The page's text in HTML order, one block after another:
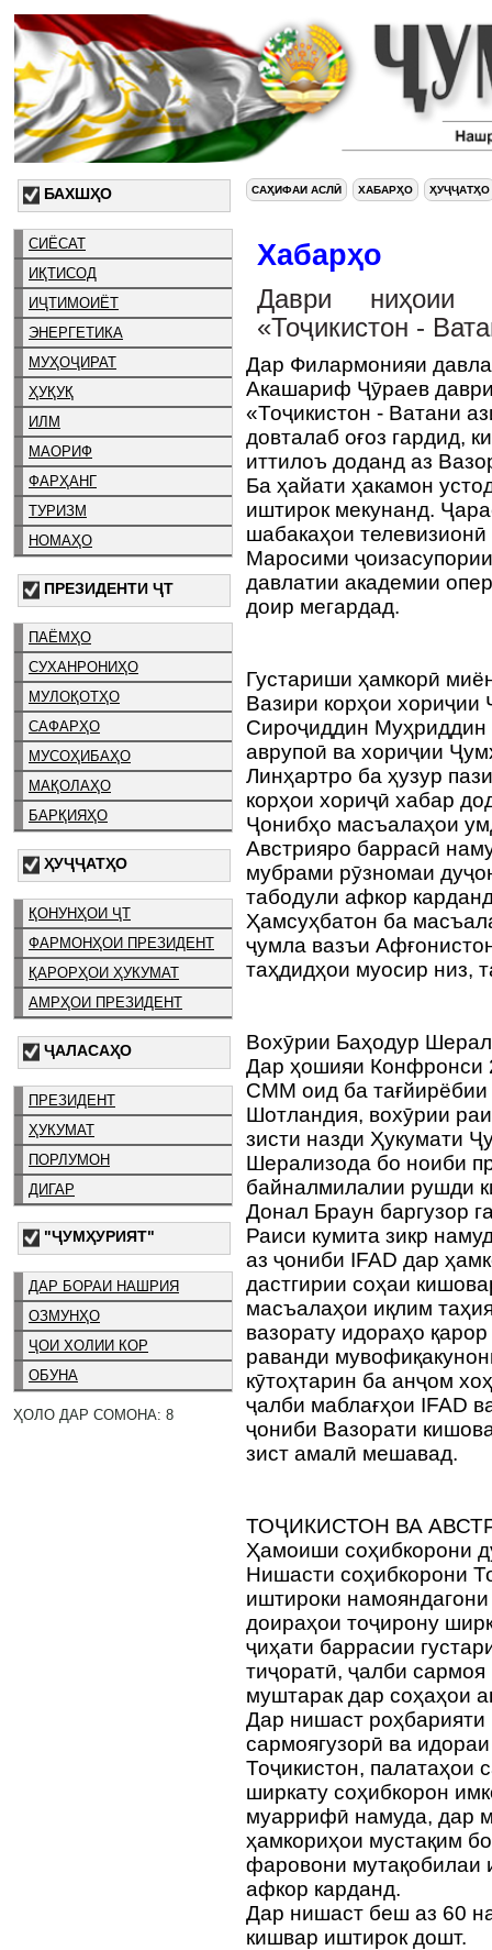
БАХШҲО
СИЁСАТ
ИҚТИСОД
ИҶТИМОИЁТ
ЭНЕРГЕТИКА
МУҲОҶИРАТ
ҲУҚУҚ
ИЛМ
МАОРИФ
ФАРҲАНГ
ТУРИЗМ
НОМАҲО
ПРЕЗИДЕНТИ ҶТ
ПАЁМҲО
СУХАНРОНИҲО
МУЛОҚОТҲО
САФАРҲО
МУСОҲИБАҲО
МАҚОЛАҲО
БАРҚИЯҲО
ҲУҶҶАТҲО
ҚОНУНҲОИ ҶТ
ФАРМОНҲОИ ПРЕЗИДЕНТ
ҚАРОРҲОИ ҲУКУМАТ
АМРҲОИ ПРЕЗИДЕНТ
ҶАЛАСАҲО
ПРЕЗИДЕНТ
ҲУКУМАТ
ПОРЛУМОН
ДИГАР
"ҶУМҲУРИЯТ"
ДАР БОРАИ НАШРИЯ
ОЗМУНҲО
ҶОИ ХОЛИИ КОР
ОБУНА
ҲОЛО ДАР СОМОНА: 8
САҲИФАИ АСЛӢ ХАБАРҲО ҲУҶҶАТҲО
Хабарҳо
Даври ниҳоии
«Тоҷикистон -
Дар Филармонияи
Акашариф Ҷӯраев
«Тоҷикистон - Ватани
довталаб оғоз гардид,
иттилоъ доданд аз
Ба ҳайати ҳакамон
иштирок мекунанд.
шабакаҳои
Маросими
давлатии академии
доир мегардад.
Густариши ҳамкорӣ
Вазири корҳои хориҷии
Сироҷиддин
аврупоӣ ва хориҷии
Линҳартро ба ҳузур
корҳои хориҷӣ хабар
Ҷонибҳо масъалаҳои
Австрияро баррасӣ
мубрами рӯзномаи
табодули афкор
Ҳамсуҳбатон ба
ҷумла вазъи
таҳдидҳои муосир низ,
Вохӯрии Баҳодур
Дар ҳошияи Конфронси
СММ оид ба тағйирёбии
Шотландия, вохӯрии
зисти назди Ҳукумати
Шерализода бо ноиби
байналмилалии рушди
Донал Браун баргузор
Раиси кумита зикр
аз ҷониби IFAD дар
дастгирии соҳаи
масъалаҳои иқлим
вазорату идораҳо
раванди
кӯтоҳтарин ба анҷом
ҷалби маблағҳои IFAD
ҷониби Вазорати
зист амалӣ мешавад.
ТОҶИКИСТОН ВА
Ҳамоиши соҳибкорони
Нишасти соҳибкорони
иштироки
доираҳои тоҷирону
ҷиҳати баррасии
тиҷоратӣ, ҷалби сармоя
муштарак дар соҳаҳои
Дар нишаст роҳбарияти
сармоягузорӣ ва
Тоҷикистон, палатаҳои
ширкату соҳибкорон
муаррифӣ намуда, дар
ҳамкориҳои мустақим
фаровони мутақобилаи
афкор карданд.
Дар нишаст беш аз 60
кишвар иштирок дошт.